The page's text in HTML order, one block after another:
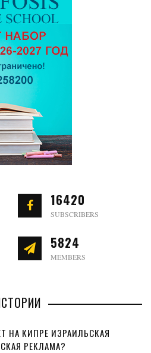
16420
SUBSCRIBERS
5824
MEMBERS
НА КИПРЕ ИЗРАИЛЬСКАЯ
РЕКЛАМА?